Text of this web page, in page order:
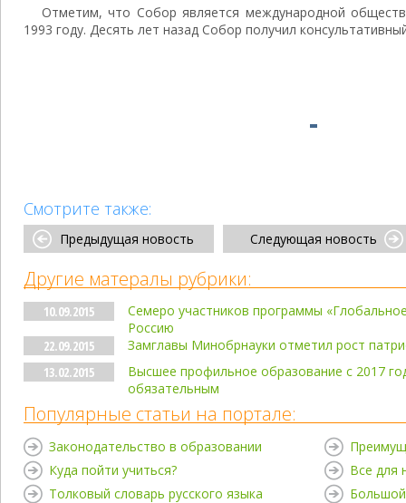
Отметим, что Собор является международной
1993 году. Десять лет назад Собор получил
Смотрите также:
Предыдущая новость Следующая новость
Другие матералы рубрики:
10.09.2015
Семеро участников программы
Россию
22.09.2015
Замглавы Минобрнауки отметил рост
13.02.2015
Высшее профильное образование с 2017
обязательным
Популярные статьи на портале:
Законодательство в образовании
Куда пойти учиться?
Толковый словарь русского языка
Все для
Большой